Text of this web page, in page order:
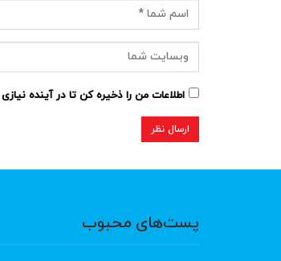
اطلاعات من را ذخیره کن تا در آینده
پست‌های محبوب